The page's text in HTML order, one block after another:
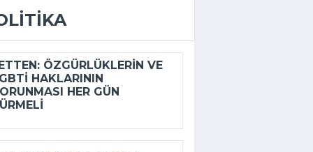
ÖZGÜRLÜKLERIN VE
HAKLARININ
HER GÜN